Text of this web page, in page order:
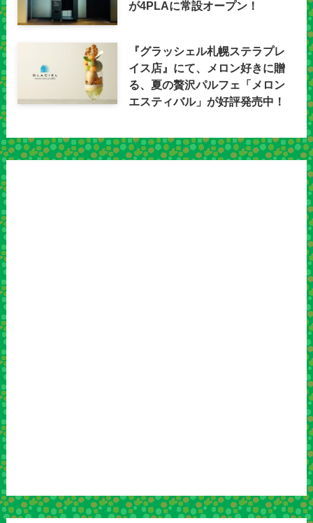
が4PLAに常設オープン！
『グラッシェル札幌ステラプレ
イス店』にて、メロン好きに贈
る、夏の贅沢パルフェ「メロン
エスティバル」が好評発売中！